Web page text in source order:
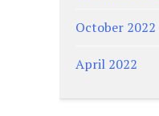
October 2022
April 2022